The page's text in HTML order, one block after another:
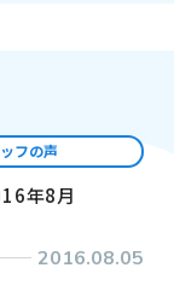
フの声
年8月
2016.08.05